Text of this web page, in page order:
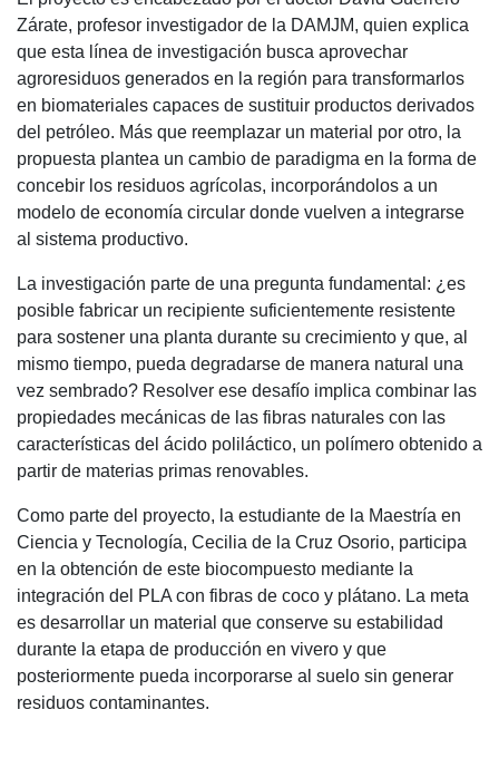
Zárate, profesor investigador de la DAMJM, quien explica
que esta línea de investigación busca aprovechar
agroresiduos generados en la región para transformarlos
en biomateriales capaces de sustituir productos derivados
del petróleo. Más que reemplazar un material por otro, la
propuesta plantea un cambio de paradigma en la forma de
concebir los residuos agrícolas, incorporándolos a un
modelo de economía circular donde vuelven a integrarse
al sistema productivo.
La investigación parte de una pregunta fundamental: ¿es
posible fabricar un recipiente suficientemente resistente
para sostener una planta durante su crecimiento y que, al
mismo tiempo, pueda degradarse de manera natural una
vez sembrado? Resolver ese desafío implica combinar las
propiedades mecánicas de las fibras naturales con las
características del ácido poliláctico, un polímero obtenido a
partir de materias primas renovables.
Como parte del proyecto, la estudiante de la Maestría en
Ciencia y Tecnología, Cecilia de la Cruz Osorio, participa
en la obtención de este biocompuesto mediante la
integración del PLA con fibras de coco y plátano. La meta
es desarrollar un material que conserve su estabilidad
durante la etapa de producción en vivero y que
posteriormente pueda incorporarse al suelo sin generar
residuos contaminantes.